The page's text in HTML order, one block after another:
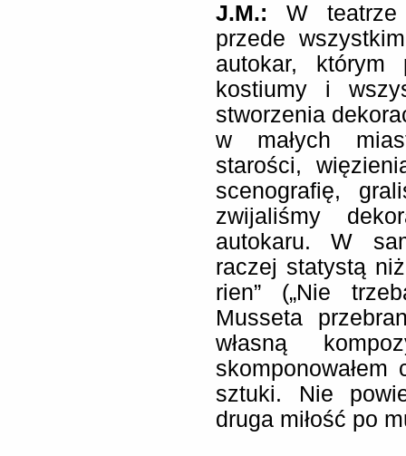
J.M.: W teatrze
przede
autokar, którym
kostiumy i
stworzenia
w małych
starości,
scenografię,
zwijaliśmy
autokaru. W
raczej statystą
rien” („Nie
Musseta
własną
sztuki. Nie
druga miłość po